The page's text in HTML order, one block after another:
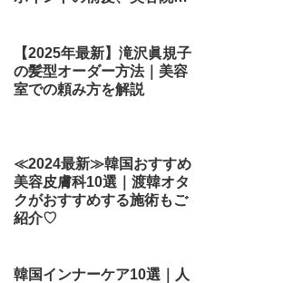
【2025年最新】滝沢眞規子
の髪型オーダー方法｜美容
室での頼み方を解説
≪2024最新≫韓国おすすめ
美容皮膚科10選｜渡韓オタ
クがおすすめする施術もご
紹介♡
韓国インナーケア10選｜人